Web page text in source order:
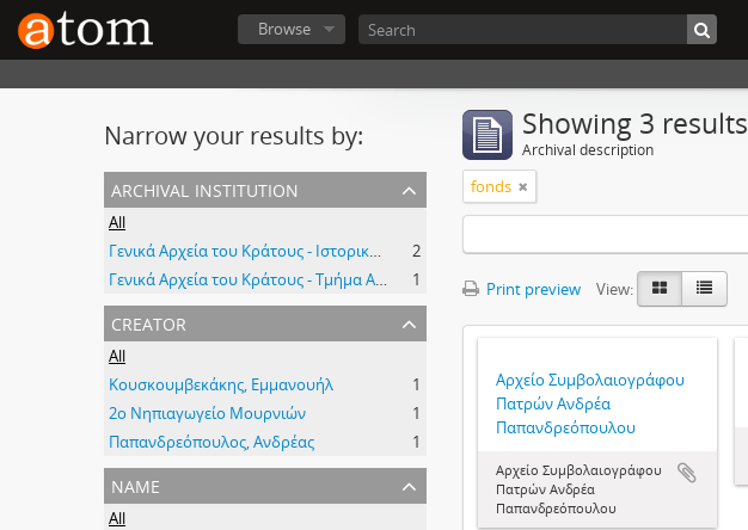
Browse
Narrow your results by:
archival institution
All
Γενικά Αρχεία του Κράτους - Ιστορικό Αρχείο Κρήτης
2
Γενικά Αρχεία του Κράτους - Τμήμα Αχαΐας
1
creator
All
Κουσκουμβεκάκης, Εμμανουήλ
1
2ο Νηπιαγωγείο Μουρνιών
1
Παπανδρεόπουλος, Ανδρέας
1
name
All
Showing 3 results
Archival description
fonds
Print preview View:
Αρχείο Συμβολαιογράφου
Πατρών Ανδρέα
Παπανδρεόπουλου
Αρχείο Συμβολαιογράφου
Πατρών Ανδρέα
Παπανδρεόπουλου